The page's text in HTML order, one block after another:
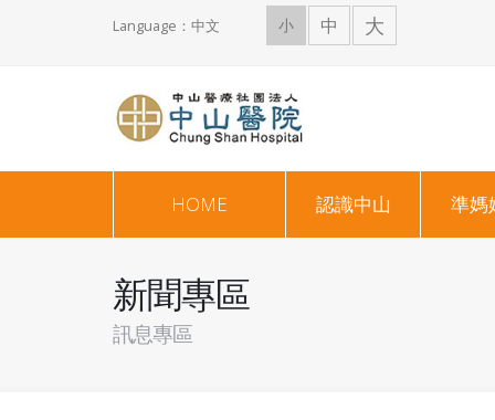
Language：中文 小 中 大
HOME 認識中山 準媽
新聞專區
訊息專區